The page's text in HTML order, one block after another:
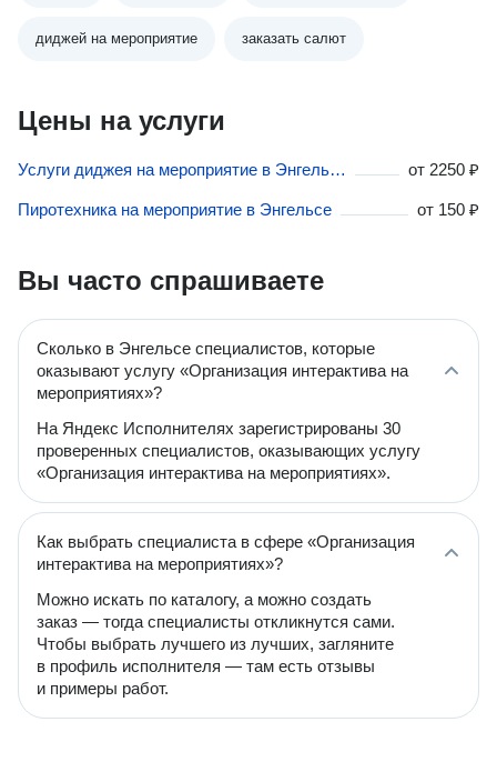
диджей на мероприятие заказать салют
Цены на услуги
Услуги диджея на мероприятие в Энгельсе от 2250 ₽
Пиротехника на мероприятие в Энгельсе от 150 ₽
Вы часто спрашиваете
Сколько в Энгельсе специалистов, которые
оказывают услугу «Организация интерактива на
мероприятиях»?
На Яндекс Исполнителях зарегистрированы 30
проверенных специалистов, оказывающих услугу
«Организация интерактива на мероприятиях».
Как выбрать специалиста в сфере «Организация
интерактива на мероприятиях»?
Можно искать по каталогу, а можно создать
заказ — тогда специалисты откликнутся сами.
Чтобы выбрать лучшего из лучших, загляните
в профиль исполнителя — там есть отзывы
и примеры работ.